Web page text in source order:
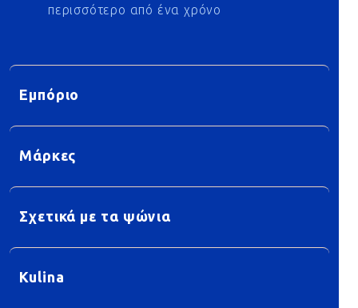
περισσότερο από ένα χρόνο
Εμπόριο
Μάρκες
Σχετικά με τα ψώνια
Kulina